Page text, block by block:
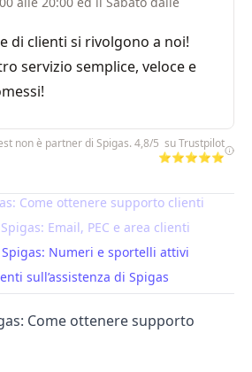
di clienti si rivolgono a noi!
servizio semplice, veloce e
non è partner di Spigas. 4,8/5 su Trustpilot
⭐⭐⭐⭐⭐
Come ottenere supporto clienti
Email, PEC e area clienti
Numeri e sportelli attivi
sull’assistenza di Spigas
Come ottenere supporto